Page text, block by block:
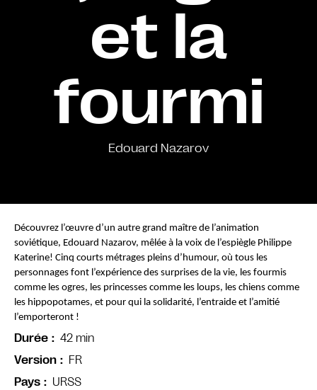
et la
fourmi
Edouard Nazarov
Découvrez l’œuvre d’un autre grand maître de l’animation
soviétique, Edouard Nazarov, mêlée à la voix de l’espiègle Philippe
Katerine! Cinq courts métrages pleins d’humour, où tous les
personnages font l’expérience des surprises de la vie, les fourmis
comme les ogres, les princesses comme les loups, les chiens comme
les hippopotames, et pour qui la solidarité, l’entraide et l’amitié
l’emporteront !
Durée
42 min
Version
FR
Pays
URSS